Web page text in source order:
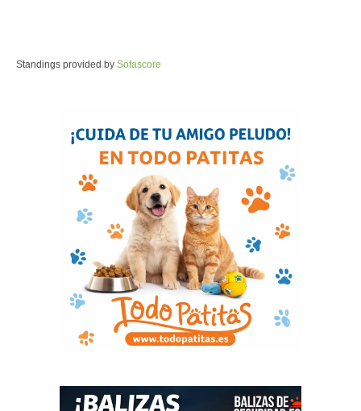
Standings provided by Sofascore